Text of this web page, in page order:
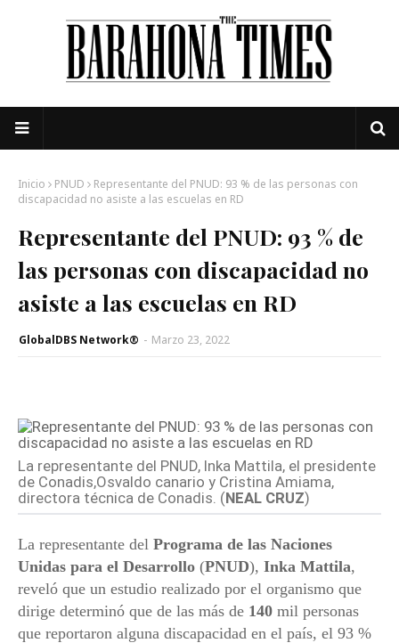
Inicio PNUD
Representante del PNUD: 93 % de las personas con
discapacidad no asiste a las escuelas en RD
Representante del PNUD: 93 % de
las personas con discapacidad no
asiste a las escuelas en RD
GlobalDBS Network® - Marzo 23, 2022
La representante del PNUD, Inka Mattila, el presidente
de Conadis,Osvaldo canario y Cristina Amiama,
directora técnica de Conadis. (NEAL CRUZ)
La representante del Programa de las Naciones
Unidas para el Desarrollo (PNUD), Inka Mattila,
reveló que un estudio realizado por el organismo que
dirige determinó que de las más de 140 mil personas
que reportaron alguna discapacidad en el país, el 93 %